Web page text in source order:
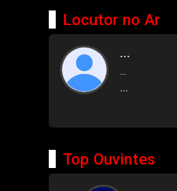
Locutor no Ar
...
...
Top Ouvintes